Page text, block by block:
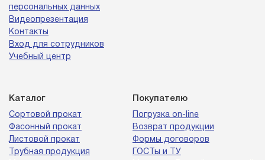
персональных данных
Видеопрезентация
Контакты
Вход для сотрудников
Учебный центр
Каталог
Сортовой прокат
Фасонный прокат
Листовой прокат
Трубная продукция
Покупателю
Погрузка on-line
Возврат продукции
Формы договоров
ГОСТы и ТУ